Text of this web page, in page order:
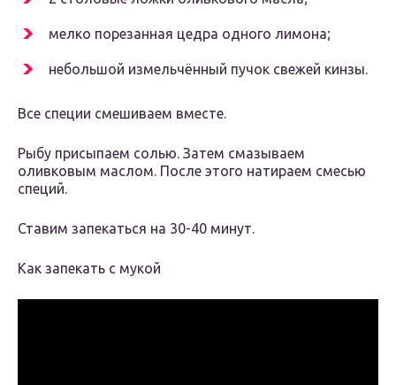
мелко порезанная цедра одного лимона;
небольшой измельчённый пучок свежей кинзы.
Все специи смешиваем вместе.
Рыбу присыпаем солью. Затем смазываем
оливковым маслом. После этого натираем смесью
специй.
Ставим запекаться на 30-40 минут.
Как запекать с мукой